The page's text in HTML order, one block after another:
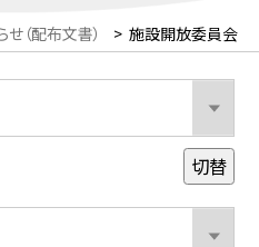
（配布文書） > 施設開放委員会
切替